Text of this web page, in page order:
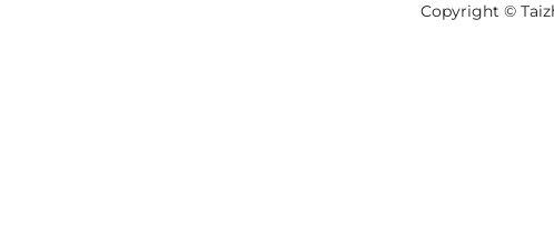
Copyright ©